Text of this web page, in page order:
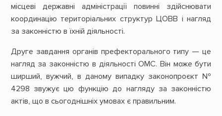
місцеві державні адміністрації повинні здійснювати
координацію територіальних структур ЦОВВ і нагляд
за законністю в їхній діяльності.
Друге завдання органів префекторального типу — це
нагляд за законністю в діяльності ОМС. Він може бути
ширший, вужчий, в даному випадку законопроєкт №
4298 звужує цю функцію до нагляду за законністю
актів, що в сьогоднішніх умовах є правильним.